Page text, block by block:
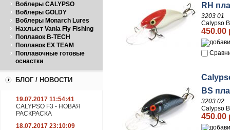
Воблеры CALYPSO
Воблеры GOLDY
Воблеры Monarch Lures
Нахлыст Vania Fly Fishing
Поплавок B-TECH
Поплавок EX TEAM
Поплавочные готовые
оснастки
БЛОГ / НОВОСТИ
19.07.2017 11:54:41
CALYPSO F3 - НОВАЯ
РАСКРАСКА
18.07.2017 23:10:09
RH
3203 01
Calypso
450.00
BS
3203 02
Calypso
450.00